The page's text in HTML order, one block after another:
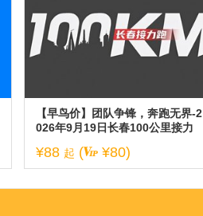
【早鸟价】团队争锋，奔跑无界-2
026年9月19日长春100公里接力
¥88 起 ( ¥80)